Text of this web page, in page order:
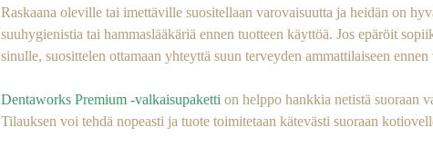
Raskaana oleville tai imettäville suositellaan varovaisuutta ja heidän on
suuhygienistia tai hammaslääkäriä ennen tuotteen käyttöä. Jos epäröit
sinulle, suosittelen ottamaan yhteyttä suun terveyden ammattilaiseen
Dentaworks Premium -valkaisupaketti on helppo hankkia netistä suoraan
Tilauksen voi tehdä nopeasti ja tuote toimitetaan kätevästi suoraan